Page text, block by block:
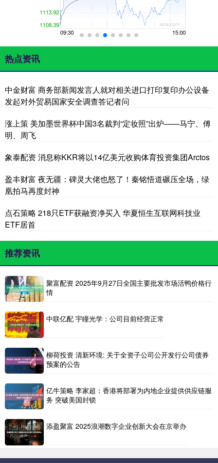
热点资讯
中金财富 商务部新闻发言人就对相关进口打印复印办公设备
发起对外贸易国家安全调查答记者问
涨上策 美加墨世界杯中国3名裁判“定妆照”出炉——马宁、傅
明、周飞
象泰配资 消息称KKR将以14亿美元收购体育投资集团Arctos
盈丰财富 夜无疆：碑灵大佬也怒了！秦铭悟道碾压全场，绿
凰拍马再度封神
点石策略 218只ETF获融资净买入 华夏恒生互联网科技业
ETF居首
推荐资讯
聚富配资 2025年9月27日全国主要批发市场活鸭价格行
情
中联亿配 宇瞳光学：公司目前经营正常
柳荷投资 清新环境: 关于全资子公司公开发行公司债券
预案的公告
亿牛策略 李家超：香港将部署为内地企业提供供应链服
务 突破美国封锁
添盈聚富 2025浪潮数字企业创新大会在京举办